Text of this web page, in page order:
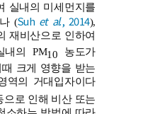
실내의 미세먼지를
(Suh et al., 2014),
재비산으로 인하여
내의 PM10 농도가
크게 영향을 받는
역의 거대입자이다
으로 인해 비산 또는